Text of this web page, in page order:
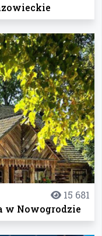
15 681
w Nowogrodzie